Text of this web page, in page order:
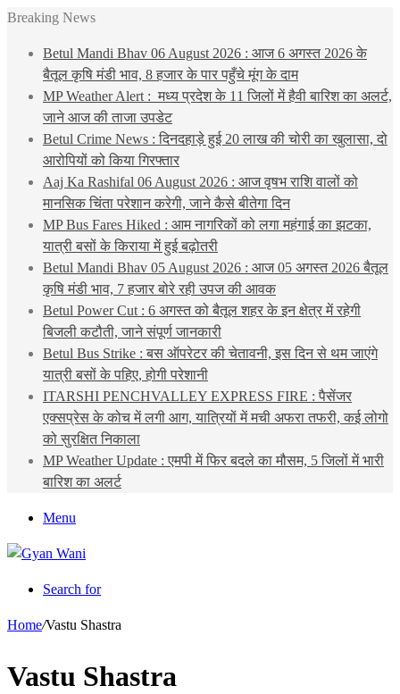
Breaking News
Betul Mandi Bhav 06 August 2026 : आज 6 अगस्त 2026 के
बैतूल कृषि मंडी भाव, 8 हजार के पार पहुँचे मूंग के दाम
MP Weather Alert : मध्य प्रदेश के 11 जिलों में हैवी बारिश का अलर्ट,
जाने आज की ताजा उपडेट
Betul Crime News : दिनदहाड़े हुई 20 लाख की चोरी का खुलासा, दो
आरोपियों को किया गिरफ्तार
Aaj Ka Rashifal 06 August 2026 : आज वृषभ राशि वालों को
मानसिक चिंता परेशान करेगी, जाने कैसे बीतेगा दिन
MP Bus Fares Hiked : आम नागरिकों को लगा महंगाई का झटका,
यात्री बसों के किराया में हुई बढ़ोतरी
Betul Mandi Bhav 05 August 2026 : आज 05 अगस्त 2026 बैतूल
कृषि मंडी भाव, 7 हजार बोरे रही उपज की आवक
Betul Power Cut : 6 अगस्त को बैतूल शहर के इन क्षेत्र में रहेगी
बिजली कटौती, जाने संपूर्ण जानकारी
Betul Bus Strike : बस ऑपरेटर की चेतावनी, इस दिन से थम जाएंगे
यात्री बसों के पहिए, होगी परेशानी
ITARSHI PENCHVALLEY EXPRESS FIRE : पैसेंजर
एक्सप्रेस के कोच में लगी आग, यात्रियों में मची अफरा तफरी, कई लोगो
को सुरक्षित निकाला
MP Weather Update : एमपी में फिर बदले का मौसम, 5 जिलों में भारी
बारिश का अलर्ट
Menu
Search for
Home/Vastu Shastra
Vastu Shastra